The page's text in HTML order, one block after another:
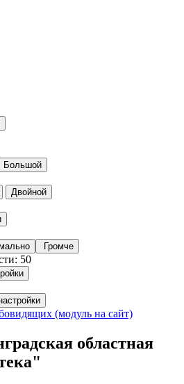
Большой
Двойной
Громче
50
(модуль на сайт)
областная